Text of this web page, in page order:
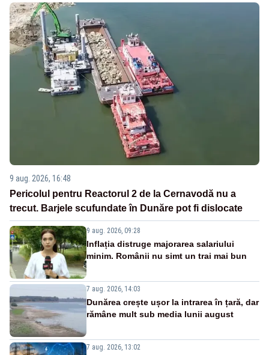
9 aug. 2026, 16:48
Pericolul pentru Reactorul 2 de la Cernavodă nu a
trecut. Barjele scufundate în Dunăre pot fi dislocate
9 aug. 2026, 09:28
Inflația distruge majorarea salariului
minim. Românii nu simt un trai mai bun
7 aug. 2026, 14:03
Dunărea crește ușor la intrarea în țară, dar
rămâne mult sub media lunii august
7 aug. 2026, 13:02